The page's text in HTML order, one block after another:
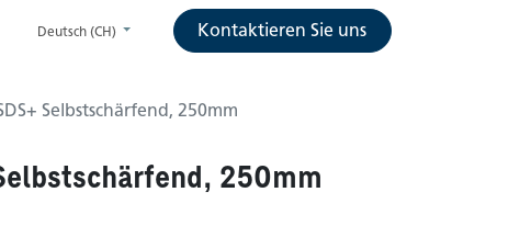
Deutsch (CH) Kontaktieren Sie uns
Selbstschärfend, 250mm
250mm